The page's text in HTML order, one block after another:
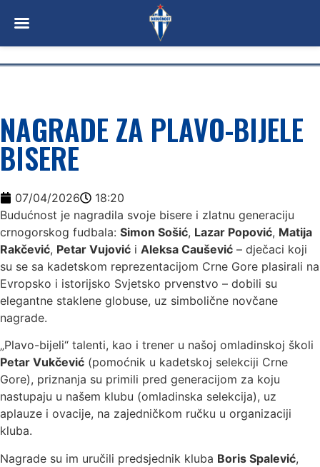
NAGRADE ZA PLAVO-BIJELE
BISERE
07/04/2026
18:20
Budućnost je nagradila svoje bisere i zlatnu generaciju
crnogorskog fudbala: Simon Sošić, Lazar Popović, Matija
Rakčević, Petar Vujović i Aleksa Caušević – dječaci koji
su se sa kadetskom reprezentacijom Crne Gore plasirali na
Evropsko i istorijsko Svjetsko prvenstvo – dobili su
elegantne staklene globuse, uz simbolične novčane
nagrade.
„Plavo-bijeli“ talenti, kao i trener u našoj omladinskoj školi
Petar Vukčević (pomoćnik u kadetskoj selekciji Crne
Gore), priznanja su primili pred generacijom za koju
nastupaju u našem klubu (omladinska selekcija), uz
aplauze i ovacije, na zajedničkom ručku u organizaciji
kluba.
Nagrade su im uručili predsjednik kluba Boris Spalević,